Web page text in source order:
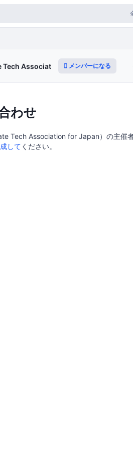
Tech Association for Japan）
メンバーになる
わせ
Tech Association for Japan）の主催
して ください。